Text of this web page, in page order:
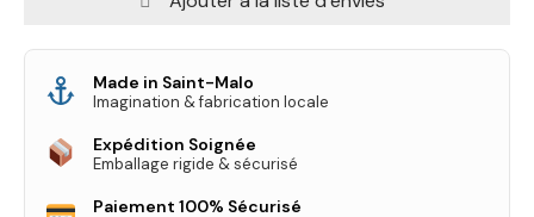
Made in Saint-Malo
Imagination & fabrication locale
Expédition Soignée
Emballage rigide & sécurisé
Paiement 100% Sécurisé